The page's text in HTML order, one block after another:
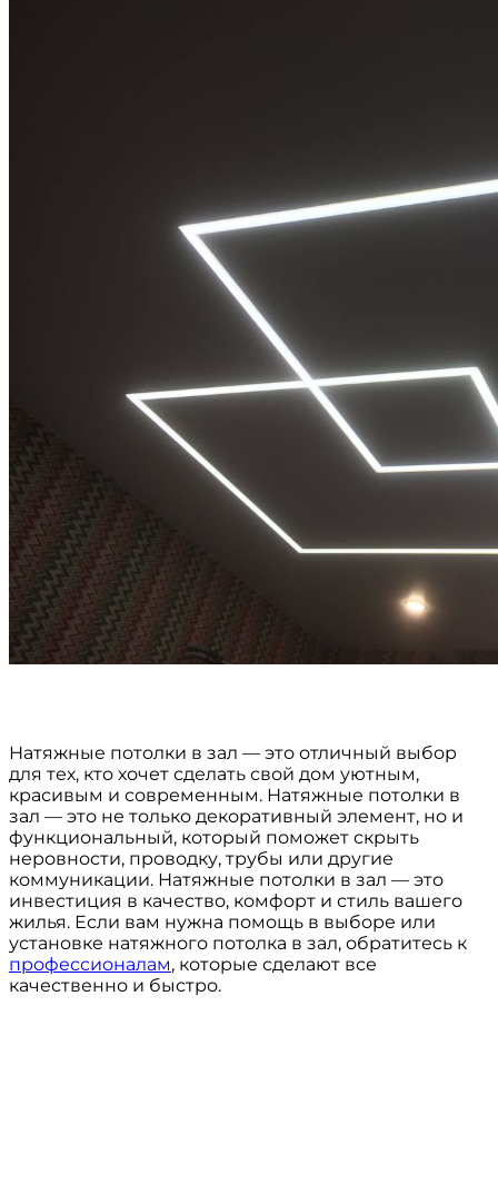
Натяжные потолки в зал — это отличный выбор
для тех, кто хочет сделать свой дом уютным,
красивым и современным. Натяжные потолки в
зал — это не только декоративный элемент, но и
функциональный, который поможет скрыть
неровности, проводку, трубы или другие
коммуникации. Натяжные потолки в зал — это
инвестиция в качество, комфорт и стиль вашего
жилья. Если вам нужна помощь в выборе или
установке натяжного потолка в зал, обратитесь к
профессионалам, которые сделают все
качественно и быстро.